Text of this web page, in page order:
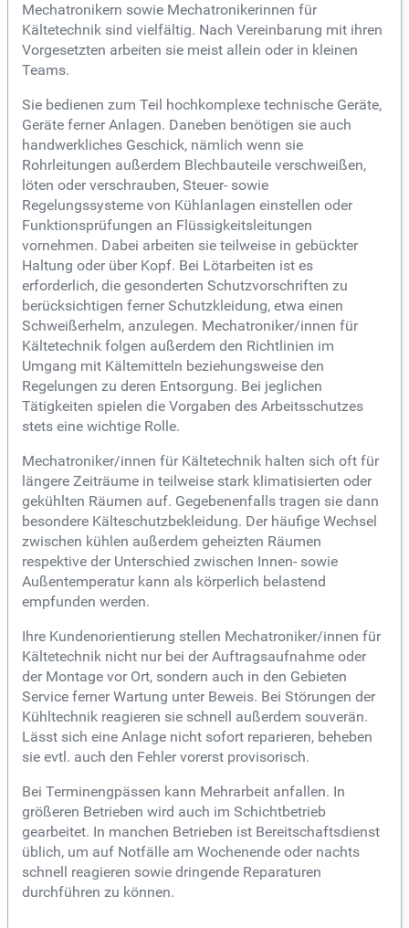
Mechatronikern sowie Mechatronikerinnen für
Kältetechnik sind vielfältig. Nach Vereinbarung mit ihren
Vorgesetzten arbeiten sie meist allein oder in kleinen
Teams.
Sie bedienen zum Teil hochkomplexe technische Geräte,
Geräte ferner Anlagen. Daneben benötigen sie auch
handwerkliches Geschick, nämlich wenn sie
Rohrleitungen außerdem Blechbauteile verschweißen,
löten oder verschrauben, Steuer- sowie
Regelungssysteme von Kühlanlagen einstellen oder
Funktionsprüfungen an Flüssigkeitsleitungen
vornehmen. Dabei arbeiten sie teilweise in gebückter
Haltung oder über Kopf. Bei Lötarbeiten ist es
erforderlich, die gesonderten Schutzvorschriften zu
berücksichtigen ferner Schutzkleidung, etwa einen
Schweißerhelm, anzulegen. Mechatroniker/innen für
Kältetechnik folgen außerdem den Richtlinien im
Umgang mit Kältemitteln beziehungsweise den
Regelungen zu deren Entsorgung. Bei jeglichen
Tätigkeiten spielen die Vorgaben des Arbeitsschutzes
stets eine wichtige Rolle.
Mechatroniker/innen für Kältetechnik halten sich oft für
längere Zeiträume in teilweise stark klimatisierten oder
gekühlten Räumen auf. Gegebenenfalls tragen sie dann
besondere Kälteschutzbekleidung. Der häufige Wechsel
zwischen kühlen außerdem geheizten Räumen
respektive der Unterschied zwischen Innen- sowie
Außentemperatur kann als körperlich belastend
empfunden werden.
Ihre Kundenorientierung stellen Mechatroniker/innen für
Kältetechnik nicht nur bei der Auftragsaufnahme oder
der Montage vor Ort, sondern auch in den Gebieten
Service ferner Wartung unter Beweis. Bei Störungen der
Kühltechnik reagieren sie schnell außerdem souverän.
Lässt sich eine Anlage nicht sofort reparieren, beheben
sie evtl. auch den Fehler vorerst provisorisch.
Bei Terminengpässen kann Mehrarbeit anfallen. In
größeren Betrieben wird auch im Schichtbetrieb
gearbeitet. In manchen Betrieben ist Bereitschaftsdienst
üblich, um auf Notfälle am Wochenende oder nachts
schnell reagieren sowie dringende Reparaturen
durchführen zu können.